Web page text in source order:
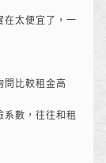
在太便宜了，一
問比較租金高
數，往往和租